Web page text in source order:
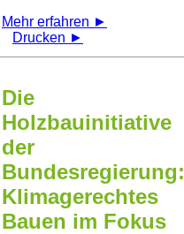
Mehr erfahren ►
Drucken ►
Die
Holzbauinitiative
der
Bundesregierung:
Klimagerechtes
Bauen im Fokus